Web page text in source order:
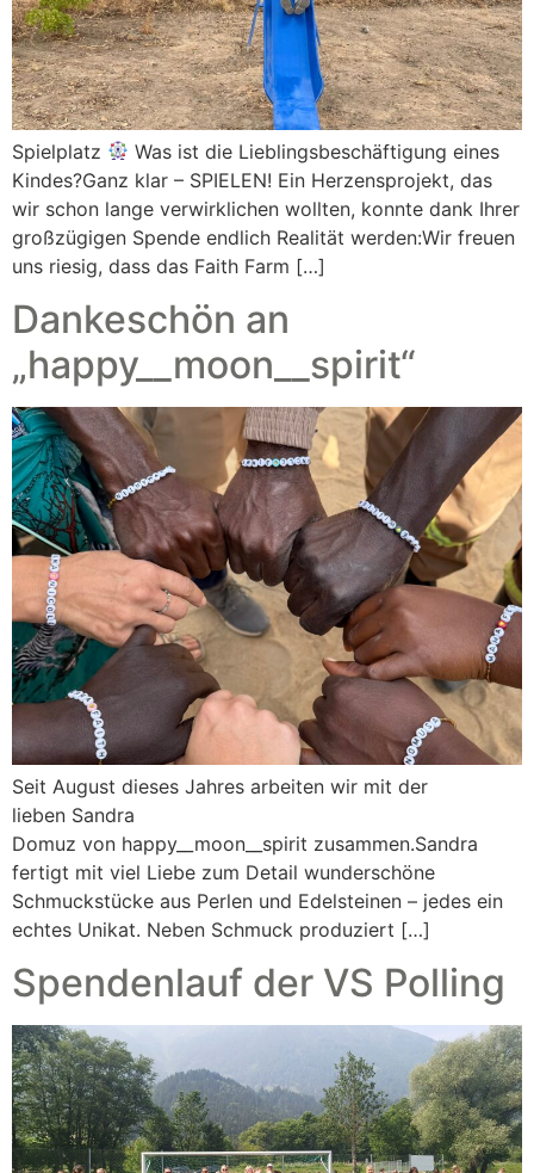
Spielplatz
Was ist die Lieblingsbeschäftigung eines
Kindes?Ganz klar – SPIELEN! Ein Herzensprojekt, das
wir schon lange verwirklichen wollten, konnte dank Ihrer
großzügigen Spende endlich Realität werden:Wir freuen
uns riesig, dass das Faith Farm […]
Dankeschön an
„happy__moon__spirit“
Seit August dieses Jahres arbeiten wir mit der
lieben Sandra
Domuz von happy__moon__spirit zusammen.Sandra
fertigt mit viel Liebe zum Detail wunderschöne
Schmuckstücke aus Perlen und Edelsteinen – jedes ein
echtes Unikat. Neben Schmuck produziert […]
Spendenlauf der VS Polling